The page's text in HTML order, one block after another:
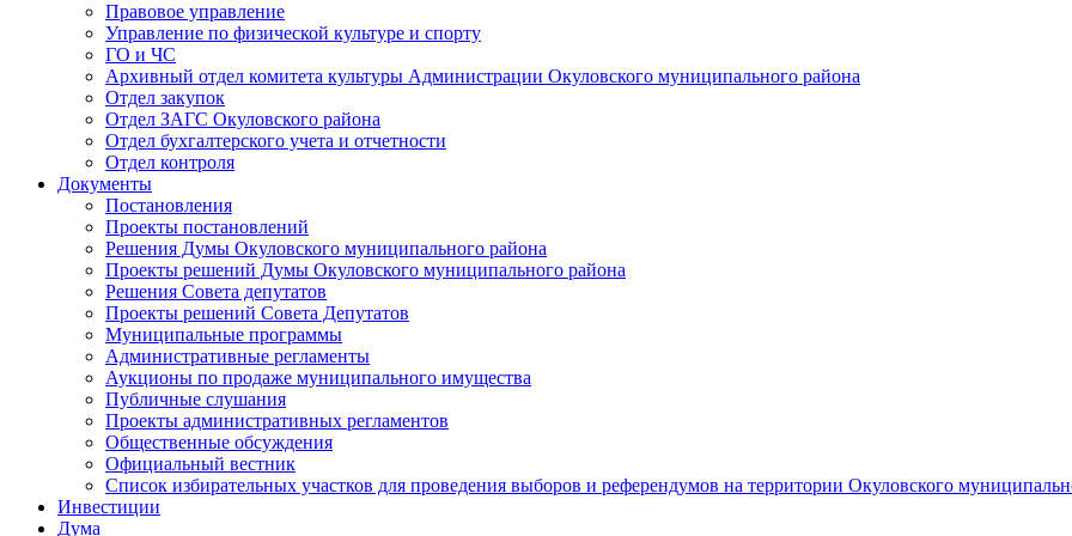
Правовое управление
Управление по физической культуре и спорту
ГО и ЧС
Архивный отдел комитета культуры Администрации Окуловского муниципального района
Отдел закупок
Отдел ЗАГС Окуловского района
Отдел бухгалтерского учета и отчетности
Отдел контроля
Документы
Постановления
Проекты постановлений
Решения Думы Окуловского муниципального района
Проекты решений Думы Окуловского муниципального района
Решения Совета депутатов
Проекты решений Совета Депутатов
Муниципальные программы
Административные регламенты
Аукционы по продаже муниципального имущества
Публичные слушания
Проекты административных регламентов
Общественные обсуждения
Официальный вестник
Список избирательных участков для проведения выборов и референдумов на территории Окуловского
Инвестиции
Дума